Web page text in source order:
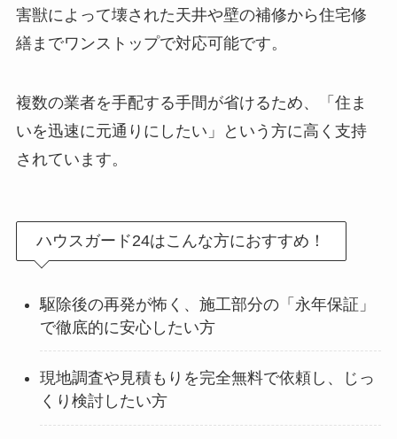
害獣によって壊された天井や壁の補修から住宅修
繕までワンストップで対応可能です。
複数の業者を手配する手間が省けるため、「住ま
いを迅速に元通りにしたい」という方に高く支持
されています。
ハウスガード24はこんな方におすすめ！
駆除後の再発が怖く、施工部分の「永年保証」
で徹底的に安心したい方
現地調査や見積もりを完全無料で依頼し、じっ
くり検討したい方